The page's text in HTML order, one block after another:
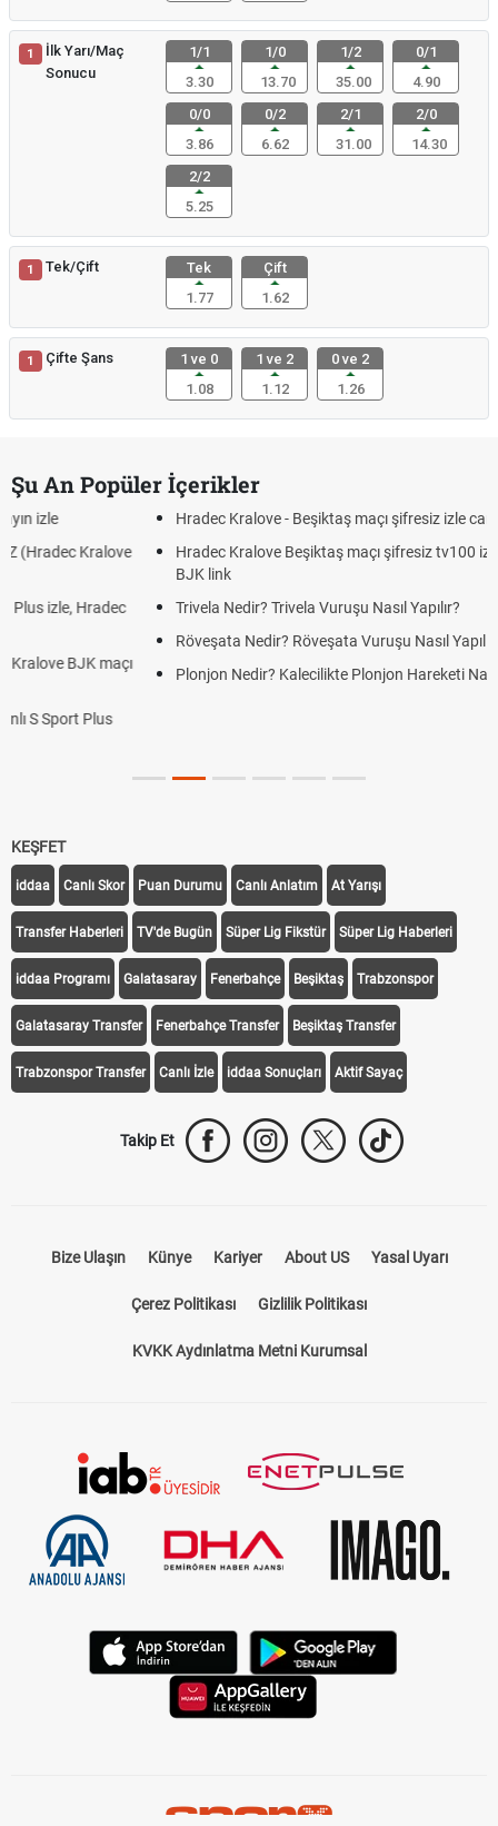
1
İlk Yarı/Maç
Sonucu
1/1
3.30
1/0
13.70
1/2
35.00
0/1
4.90
0/0
3.86
0/2
6.62
2/1
31.00
2/0
14.30
2/2
5.25
1 Tek/Çift
Tek
1.77
Çift
1.62
1 Çifte Şans
1 ve 0
1.08
1 ve 2
1.12
0 ve 2
1.26
Şu An Popüler İçerikler
Hradec Kralove - Beşiktaş maçı şifresiz izle canlı tv100 linki
Hradec Kralove Beşiktaş maçı şifresiz tv100 izle, Hradec Kralove
Trivela Nedir? Trivela Vuruşu Nasıl Yapılır?
Röveşata Nedir? Röveşata Vuruşu Nasıl Yapılır?
Plonjon Nedir? Kalecilikte Plonjon Hareketi Nasıl Yapılır?
Transfer Haberleri TV'de Bugün Süper Lig Fikstür Süper Lig Haberleri
iddaa Programı Galatasaray Fenerbahçe Beşiktaş Trabzonspor
Galatasaray Transfer Fenerbahçe Transfer Beşiktaş Transfer
Trabzonspor Transfer Canlı İzle iddaa Sonuçları Aktif Sayaç
Takip Et